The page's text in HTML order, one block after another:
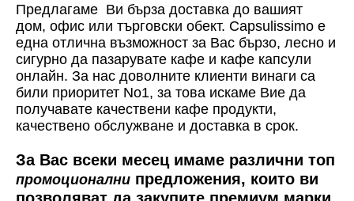
Предлагаме Ви бърза доставка до вашият
дом, офис или търговски обект. Capsulissimo е
една отлична възможност за Вас бързо, лесно и
сигурно да пазарувате кафе и кафе капсули
онлайн. За нас доволните клиенти винаги са
били приоритет No1, за това искаме Вие да
получавате качествени кафе продукти,
качествено обслужване и доставка в срок.
За Вас всеки месец имаме различни топ
промоционални предложения, които ви